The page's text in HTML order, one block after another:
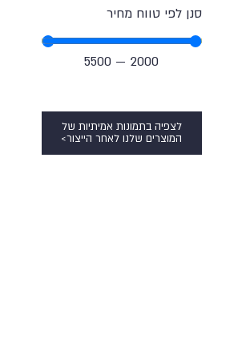
סנן לפי טווח מחיר
2000
—
5500
לצפיה בתמונות אמיתיות של
המוצרים שלנו לאחר הייצור>